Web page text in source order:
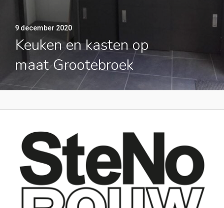
9 december 2020
Keuken en kasten op
maat Grootebroek